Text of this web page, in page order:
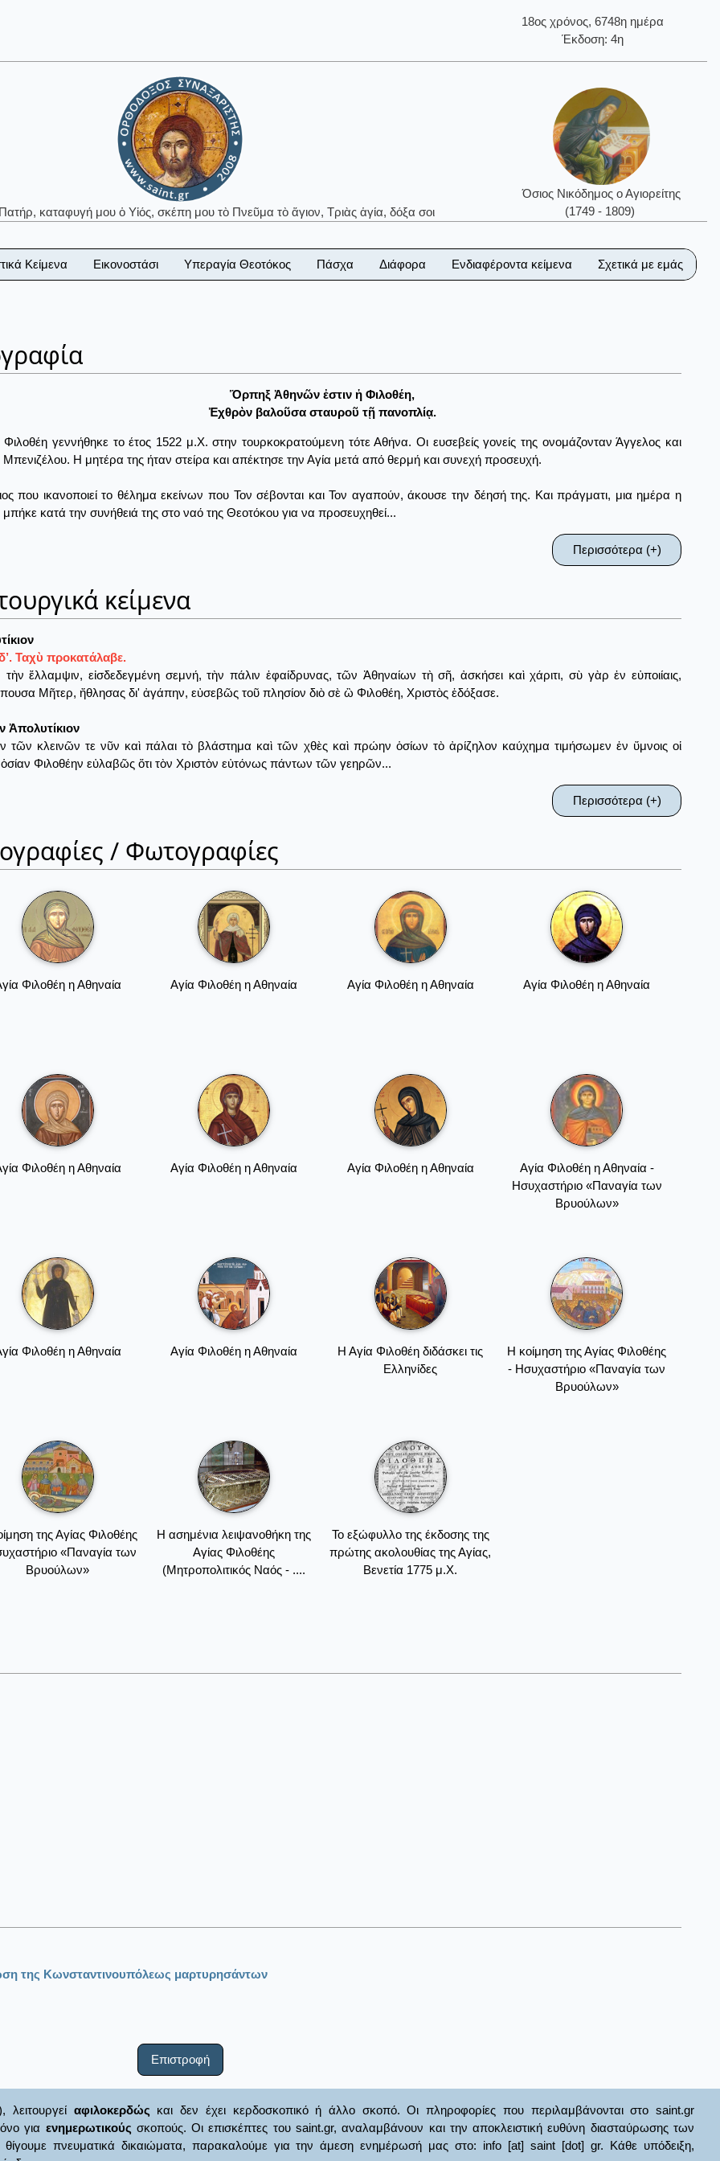
18ος χρόνος, 6748η ημέρα
Έκδοση: 4η
καταφυγή μου ὁ Υἱός, σκέπη μου τὸ Πνεῦμα τὸ ἅγιον, Τριὰς ἁγία, δόξα σοι
Όσιος Νικόδημος ο Αγιορείτης
(1749 - 1809)
Κείμενα Εικονοστάσι Υπεραγία Θεοτόκος Πάσχα Διάφορα Ενδιαφέροντα κείμενα Σχετικά με εμάς
Ὅρπηξ Ἀθηνῶν ἐστιν ἡ Φιλοθέη,
Ἐχθρὸν βαλοῦσα σταυροῦ τῇ πανοπλίᾳ.
γεννήθηκε το έτος 1522 μ.Χ. στην τουρκοκρατούμενη τότε Αθήνα. Οι ευσεβείς γονείς της ονομάζονταν Άγγελος και
Μπενιζέλου. Η μητέρα της ήταν στείρα και απέκτησε την Αγία μετά από θερμή και συνεχή προσευχή.
που ικανοποιεί το θέλημα εκείνων που Τον σέβονται και Τον αγαπούν, άκουσε την δέησή της. Και πράγματι, μια ημέρα η
μπήκε κατά την συνήθειά της στο ναό της Θεοτόκου για να προσευχηθεί...
Περισσότερα (+)
κείμενα
Ταχὺ προκατάλαβε.
ἔλλαμψιν, εἰσδεδεγμένη σεμνή, τὴν πάλιν ἐφαίδρυνας, τῶν Ἀθηναίων τὴ σῆ, ἀσκήσει καὶ χάριτι, σὺ γὰρ ἐν εὐποιίαις,
Μῆτερ, ἤθλησας δι' ἀγάπην, εὐσεβῶς τοῦ πλησίον διὸ σὲ ὢ Φιλοθέη, Χριστὸς ἐδόξασε.
Ἀπολυτίκιον
τῶν κλεινῶν τε νῦν καὶ πάλαι τὸ βλάστημα καὶ τῶν χθὲς καὶ πρώην ὁσίων τὸ ἀρίζηλον καύχημα τιμήσωμεν ἐν ὕμνοις οἱ
ὁσίαν Φιλοθέην εὐλαβῶς ὅτι τὸν Χριστὸν εὐτόνως πάντων τῶν γεηρῶν...
Περισσότερα (+)
/ Φωτογραφίες
Φιλοθέη η Αθηναία Αγία Φιλοθέη η Αθηναία Αγία Φιλοθέη η Αθηναία Αγία Φιλοθέη η Αθηναία
Φιλοθέη η Αθηναία Αγία Φιλοθέη η Αθηναία Αγία Φιλοθέη η Αθηναία
Αγία Φιλοθέη η Αθηναία -
Ησυχαστήριο «Παναγία των
Βρυούλων»
Φιλοθέη η Αθηναία Αγία Φιλοθέη η Αθηναία
Η Αγία Φιλοθέη διδάσκει τις
Ελληνίδες
Η κοίμηση της Αγίας Φιλοθέης
- Ησυχαστήριο «Παναγία των
Βρυούλων»
της Αγίας Φιλοθέης
«Παναγία των
Βρυούλων»
Η ασημένια λειψανοθήκη της
Αγίας Φιλοθέης
(Μητροπολιτικός Ναός - ....
Το εξώφυλλο της έκδοσης της
πρώτης ακολουθίας της Αγίας,
Βενετία 1775 μ.Χ.
της Κωνσταντινουπόλεως μαρτυρησάντων
Επιστροφή
αφιλοκερδώς και δεν έχει κερδοσκοπικό ή άλλο σκοπό. Οι πληροφορίες που περιλαμβάνονται στο saint.gr
για ενημερωτικούς σκοπούς. Οι επισκέπτες του saint.gr, αναλαμβάνουν και την αποκλειστική ευθύνη διασταύρωσης των
πνευματικά δικαιώματα, παρακαλούμε για την άμεση ενημέρωσή μας στο: info [at] saint [dot] gr. Κάθε υπόδειξη,